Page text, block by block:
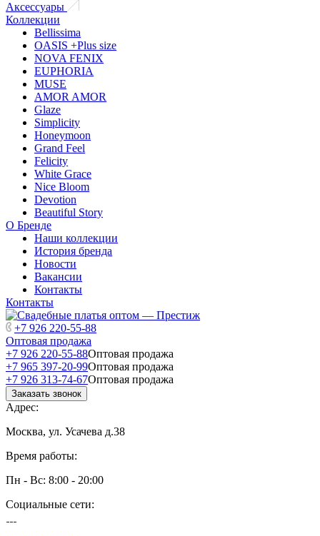
Аксессуары
Коллекции
Bellissima
OASIS +Plus size
NOVA FENIX
EUPHORIA
MUSE
AMOR AMOR
Glaze
Simplicity
Honeymoon
Grand Feel
Felicity
White Grace
Nice Bloom
Devotion
Beautiful Story
О Бренде
Наши коллекции
История бренда
Новости
Вакансии
Контакты
Контакты
+7 926 220-55-88
Оптовая продажа
+7 926 220-55-88Оптовая продажа
+7 965 397-20-99Оптовая продажа
+7 926 313-74-67Оптовая продажа
Заказать звонок
Адрес:
Москва, ул. Усачева д.38
Время работы:
Пн - Вс: 8:00 - 20:00
Социальные сети: